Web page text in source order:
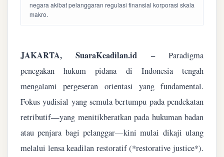
negara akibat pelanggaran regulasi finansial korporasi skala
makro.
JAKARTA, SuaraKeadilan.id – Paradigma
penegakan hukum pidana di Indonesia tengah
mengalami pergeseran orientasi yang fundamental.
Fokus yudisial yang semula bertumpu pada pendekatan
retributif—yang menitikberatkan pada hukuman badan
atau penjara bagi pelanggar—kini mulai dikaji ulang
melalui lensa keadilan restoratif (*restorative justice*).